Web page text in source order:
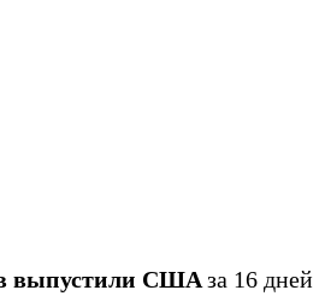
выпустили СШАза 16 дней